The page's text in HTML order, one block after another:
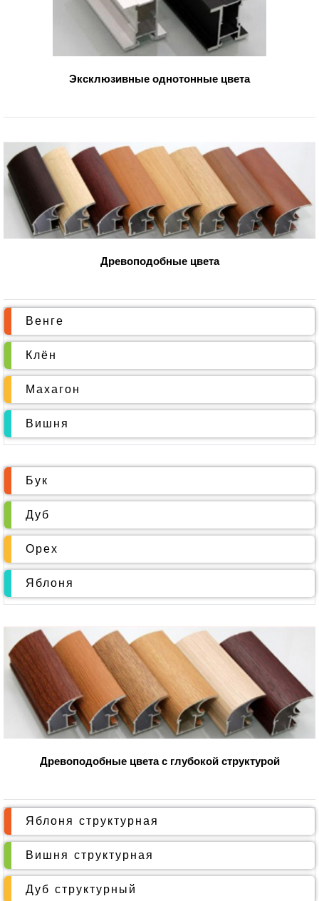
Эксклюзивные однотонные цвета
Древоподобные цвета
Венге
Клён
Махагон
Вишня
Бук
Дуб
Орех
Яблоня
Древоподобные цвета с глубокой структурой
Яблоня структурная
Вишня структурная
Дуб структурный